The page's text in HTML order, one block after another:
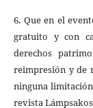
6. Que en el
gratuito y con
derechos
reimpresión y de
ninguna
revista